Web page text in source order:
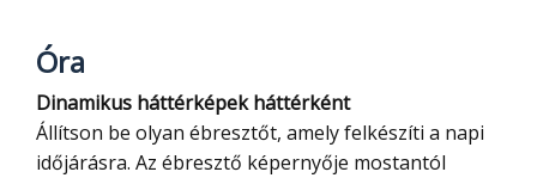
Óra
Dinamikus háttérképek háttérként
Állítson be olyan ébresztőt, amely felkészíti a napi
időjárásra. Az ébresztő képernyője mostantól